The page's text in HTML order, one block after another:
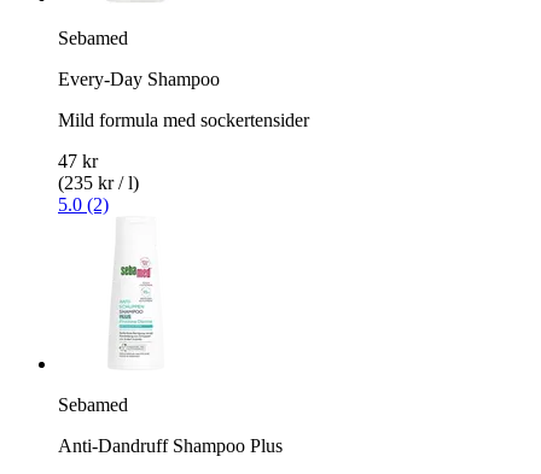
Sebamed
Every-Day Shampoo
Mild formula med sockertensider
47 kr
(235 kr / l)
5.0 (2)
Sebamed
Anti-Dandruff Shampoo Plus